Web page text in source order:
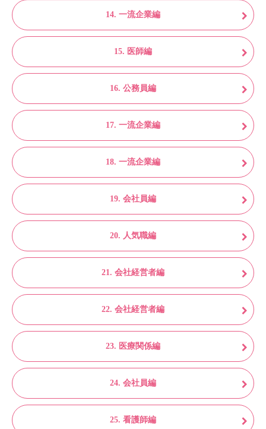
14. 一流企業編
15. 医師編
16. 公務員編
17. 一流企業編
18. 一流企業編
19. 会社員編
20. 人気職編
21. 会社経営者編
22. 会社経営者編
23. 医療関係編
24. 会社員編
25. 看護師編